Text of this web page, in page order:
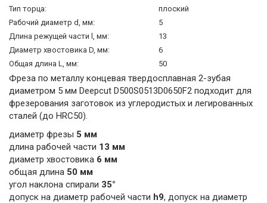
Тип торца:
плоский
Рабочий диаметр d, мм:
5
Длина режущей части l, мм:
13
Диаметр хвостовика D, мм:
6
Общая длина L, мм:
50
Фреза по металлу концевая твердосплавная 2-зубая
диаметром 5 мм Deepcut D500S0513D0650F2 подходит для
фрезерования заготовок из углеродистых и легированных
сталей (до HRC50).
диаметр фрезы 5 мм
длина рабочей части 13 мм
диаметр хвостовика 6 мм
общая длина 50 мм
угол наклона спирали 35°
допуск на диаметр рабочей части h9, допуск на диаметр